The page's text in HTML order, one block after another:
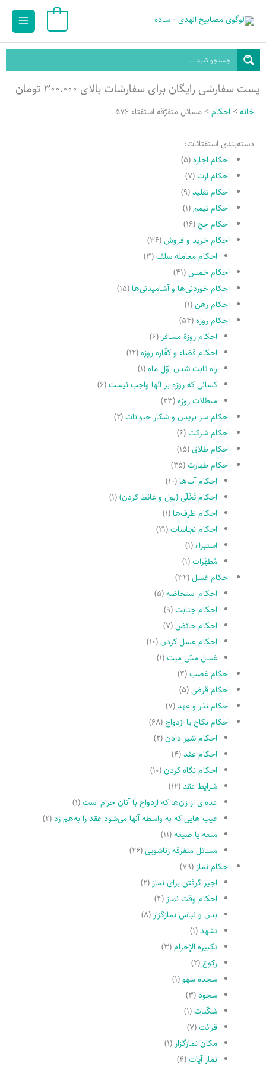
محتوا
Main
پست سفارشی رایگان برای سفارشات بالای ۳۰۰.۰۰۰ تومان
خانه احکام مسائل متفرّقه استفتاء 576
دسته‌بندی استفتائات:
احکام اجاره(۵)
احکام ارث(۷)
احکام تقلید(۹)
احکام تیمم(۱)
احکام حج(۱۶)
احکام خرید و فروش(۳۶)
احکام معامله سلف(۳)
احکام خمس(۴۱)
احکام خوردنی‌ها و آشامیدنی‌ها(۱۵)
احکام رهن(۱)
احکام روزه(۵۴)
احکام روزۀ مسافر (۶)
احکام قضاء و کفّاره روزه(۱۲)
راه ثابت شدن اوّل ماه(۱)
کسانى که روزه بر آنها واجب نیست(۶)
مبطلات روزه(۲۳)
احکام سر بریدن و شکار حیوانات(۲)
احکام شرکت(۶)
احکام طلاق(۱۵)
احکام طهارت(۳۵)
احکام آب‌ها(۱۰)
احکام تَخْلّى (بول و غائط کردن)(۱)
احکام ظرف‌ها(۱)
احکام نجاسات(۲۱)
استبراء(۱)
مُطهّرات(۱)
احکام غسل(۳۲)
احکام استحاضه(۵)
احکام جنابت(۹)
احکام حائض(۷)
احکام غسل کردن(۱۰)
غسل مسّ میت(۱)
احکام غصب(۴)
احکام قرض(۵)
احکام نذر و عهد(۷)
احکام نکاح یا ازدواج(۶۸)
احکام شیر دادن(۲)
احکام عقد(۴)
احکام نگاه کردن(۱۰)
شرایط عقد(۱۲)
عده‌اى از زن‌ها که ازدواج با آنان حرام است(۱)
عیب هایى که به واسطه آنها مى‌شود عقد را به‌هم زد(۲)
متعه یا صیغه(۱۱)
مسائل متفرقه زناشویى(۲۶)
احکام نماز (۷۹)
اجیر گرفتن براى نماز (۲)
احکام وقت نماز (۴)
بدن و لباس نمازگزار (۸)
تشهد(۱)
تکبیره الإحرام(۳)
رکوع(۲)
سجده سهو(۱)
سجود(۳)
شکّیات(۱)
قرائت(۷)
مکان نمازگزار (۱)
نماز آیات(۴)